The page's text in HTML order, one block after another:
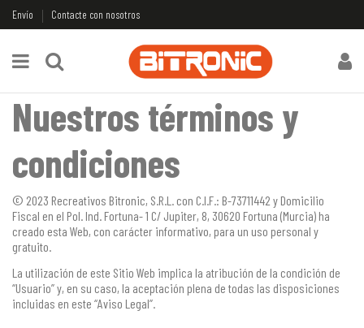
Envío Contacte con nosotros
Nuestros términos y
condiciones
© 2023 Recreativos Bitronic, S.R.L. con C.I.F.: B-73711442 y Domicilio
Fiscal en el Pol. Ind. Fortuna- 1 C/ Jupiter, 8, 30620 Fortuna (Murcia) ha
creado esta Web, con carácter informativo, para un uso personal y
gratuito.
La utilización de este Sitio Web implica la atribución de la condición de
“Usuario” y, en su caso, la aceptación plena de todas las disposiciones
incluidas en este “Aviso Legal”.